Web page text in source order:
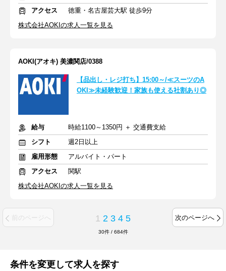
アクセス
徳重・名古屋芸大駅 徒歩9分
株式会社AOKIの求人一覧を見る
AOKI(アオキ) 美濃関店/0388
【品出し・レジ打ち】15:00～/≪スーツのA
OKI≫未経験歓迎！家族も使える社割あり◎
給与
時給1100～1350円 ＋ 交通費支給
シフト
週2日以上
雇用形態
アルバイト・パート
アクセス
関駅
株式会社AOKIの求人一覧を見る
前のページへ 1 2 3 4 5 次のページへ
30件 / 684件
条件を変更して求人を探す